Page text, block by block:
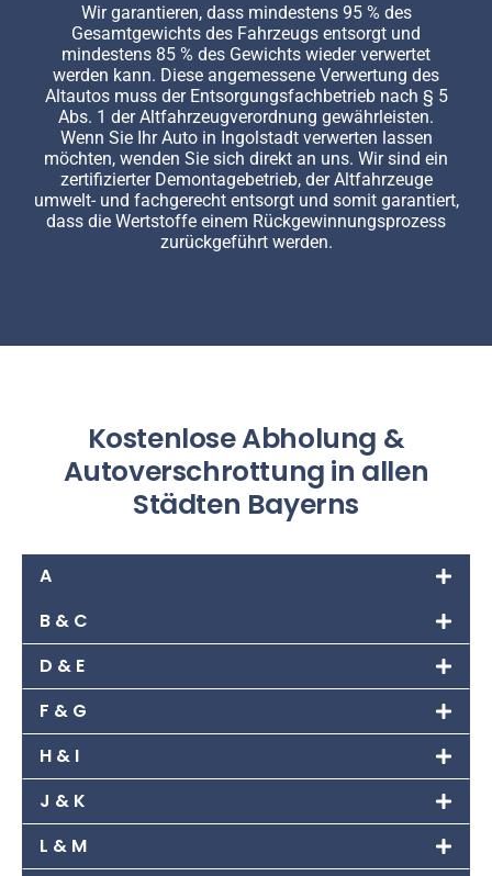
Wir garantieren, dass mindestens 95 % des
Gesamtgewichts des Fahrzeugs entsorgt und
mindestens 85 % des Gewichts wieder verwertet
werden kann. Diese angemessene Verwertung des
Altautos muss der Entsorgungsfachbetrieb nach § 5
Abs. 1 der Altfahrzeugverordnung gewährleisten.
Wenn Sie Ihr Auto in Ingolstadt verwerten lassen
möchten, wenden Sie sich direkt an uns. Wir sind ein
zertifizierter Demontagebetrieb, der Altfahrzeuge
umwelt- und fachgerecht entsorgt und somit garantiert,
dass die Wertstoffe einem Rückgewinnungsprozess
zurückgeführt werden.
Kostenlose Abholung &
Autoverschrottung in allen
Städten Bayerns
A
B & C
D & E
F & G
H & I
J & K
L & M